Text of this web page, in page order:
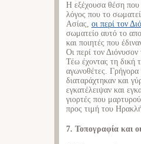
Η εξέχουσα θέση που
λόγος που το
Ασίας, οι περί τον
σωματείο αυτό το
και ποιητές που
Οι περί τον Διόνυσον
Τέω έχοντας τη δική
αγωνοθέτες.
διαταράχτηκαν και
εγκατέλειψαν και
γιορτές που
προς τιμή του
7. Τοπογραφία και